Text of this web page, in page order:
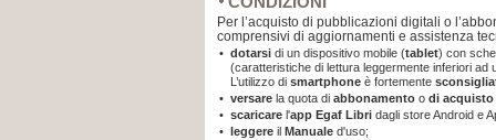
Per l’acquisto di pubblicazioni digitali o
comprensivi di aggiornamenti e assistenza
• dotarsi di un dispositivo mobile (tablet) con
(caratteristiche di lettura leggermente inferiori ad
L’utilizzo di smartphone è fortemente
• versare la quota di abbonamento o di acquisto
• scaricare l'app Egaf Libri dagli store Android e
• leggere il Manuale d'uso;